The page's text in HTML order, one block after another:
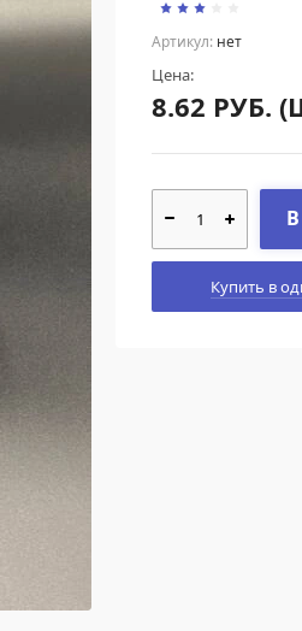
Артикул: нет
Цена:
8.62 РУБ.
Купить в